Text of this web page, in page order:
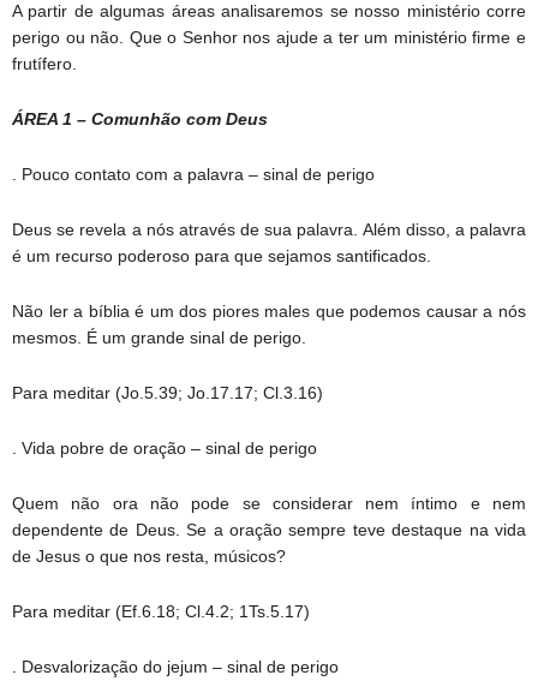
A partir de algumas áreas analisaremos se nosso ministério corre
perigo ou não. Que o Senhor nos ajude a ter um ministério firme e
frutífero.
ÁREA 1 – Comunhão com Deus
. Pouco contato com a palavra – sinal de perigo
Deus se revela a nós através de sua palavra. Além disso, a palavra
é um recurso poderoso para que sejamos santificados.
Não ler a bíblia é um dos piores males que podemos causar a nós
mesmos. É um grande sinal de perigo.
Para meditar (Jo.5.39; Jo.17.17; Cl.3.16)
. Vida pobre de oração – sinal de perigo
Quem não ora não pode se considerar nem íntimo e nem
dependente de Deus. Se a oração sempre teve destaque na vida
de Jesus o que nos resta, músicos?
Para meditar (Ef.6.18; Cl.4.2; 1Ts.5.17)
. Desvalorização do jejum – sinal de perigo